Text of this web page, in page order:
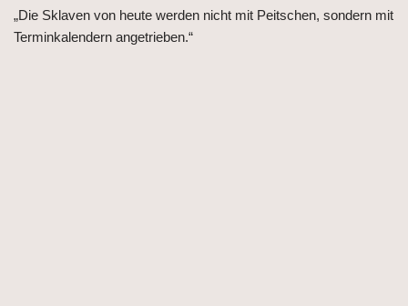
„Die Sklaven von heute werden nicht mit Peitschen, sondern mit
Terminkalendern angetrieben.“